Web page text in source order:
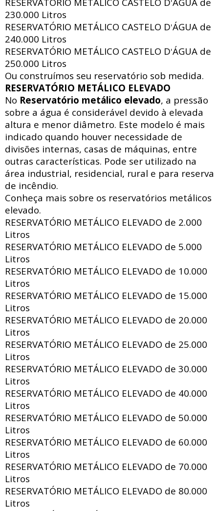
'
230.000 Litros
RESERVATÓRIO METÁLICO CASTELO D'ÁGUA de
240.000 Litros
RESERVATÓRIO METÁLICO CASTELO D'ÁGUA de
250.000 Litros
Ou construímos seu reservatório sob medida.
RESERVATÓRIO METÁLICO ELEVADO
No Reservatório metálico elevado, a pressão
sobre a água é considerável devido à elevada
altura e menor diâmetro. Este modelo é mais
indicado quando houver necessidade de
divisões internas, casas de máquinas, entre
outras características. Pode ser utilizado na
área industrial, residencial, rural e para reserva
de incêndio.
Conheça mais sobre os reservatórios metálicos
elevado.
RESERVATÓRIO METÁLICO ELEVADO de 2.000
Litros
RESERVATÓRIO METÁLICO ELEVADO de 5.000
Litros
RESERVATÓRIO METÁLICO ELEVADO de 10.000
Litros
RESERVATÓRIO METÁLICO ELEVADO de 15.000
Litros
RESERVATÓRIO METÁLICO ELEVADO de 20.000
Litros
RESERVATÓRIO METÁLICO ELEVADO de 25.000
Litros
RESERVATÓRIO METÁLICO ELEVADO de 30.000
Litros
RESERVATÓRIO METÁLICO ELEVADO de 40.000
Litros
RESERVATÓRIO METÁLICO ELEVADO de 50.000
Litros
RESERVATÓRIO METÁLICO ELEVADO de 60.000
Litros
RESERVATÓRIO METÁLICO ELEVADO de 70.000
Litros
RESERVATÓRIO METÁLICO ELEVADO de 80.000
Litros